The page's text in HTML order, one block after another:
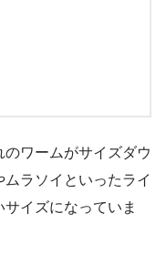
ワームがサイズダウ
ラソイといったライ
イズになっていま